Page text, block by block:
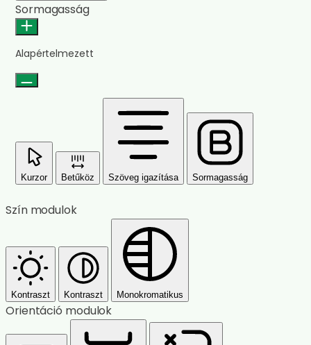
Sormagasság
Alapértelmezett
Kurzor Betűköz Szöveg igazítása Sormagasság
Szín modulok
Kontraszt Kontraszt Monokromatikus
Orientáció modulok